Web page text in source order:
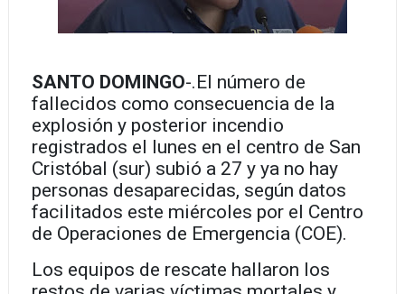
SANTO DOMINGO-.El número de
fallecidos como consecuencia de la
explosión y posterior incendio
registrados el lunes en el centro de San
Cristóbal (sur) subió a 27 y ya no hay
personas desaparecidas, según datos
facilitados este miércoles por el Centro
de Operaciones de Emergencia (COE).
Los equipos de rescate hallaron los